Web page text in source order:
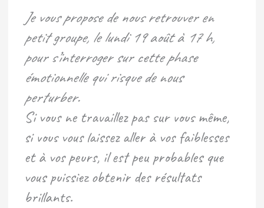
Je vous propose de nous retrouver en
petit groupe, le lundi 19 août à 17 h,
pour s’interroger sur cette phase
émotionnelle qui risque de nous
perturber.
Si vous ne travaillez pas sur vous même,
si vous vous laissez aller à vos faiblesses
et à vos peurs, il est peu probables que
vous puissiez obtenir des résultats
brillants.